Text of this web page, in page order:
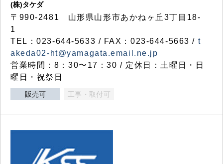
(株)タケダ
〒990-2481 山形県山形市あかねヶ丘3丁目18-
1
TEL：023-644-5633 / FAX：023-644-5663 / t
akeda02-ht@yamagata.email.ne.jp
営業時間：8：30〜17：30 / 定休日：土曜日・日
曜日・祝祭日
販売可 工事・取付可